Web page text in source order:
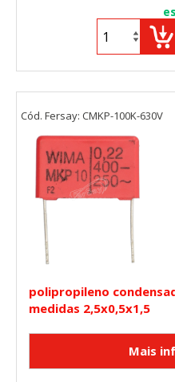
polipropileno
medidas 2,5x0,5x1,5
Cód. Fersay: CMKP-100K-630V